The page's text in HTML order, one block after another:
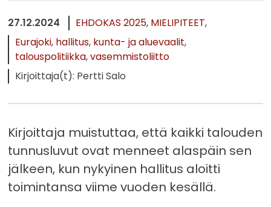
27.12.2024 EHDOKAS 2025 MIELIPITEET
Eurajoki hallitus kunta- ja aluevaalit
talouspolitiikka vasemmistoliitto
Kirjoittaja(t): Pertti Salo
Kirjoittaja muistuttaa, että kaikki talouden
tunnusluvut ovat menneet alaspäin sen
jälkeen, kun nykyinen hallitus aloitti
toimintansa viime vuoden kesällä.